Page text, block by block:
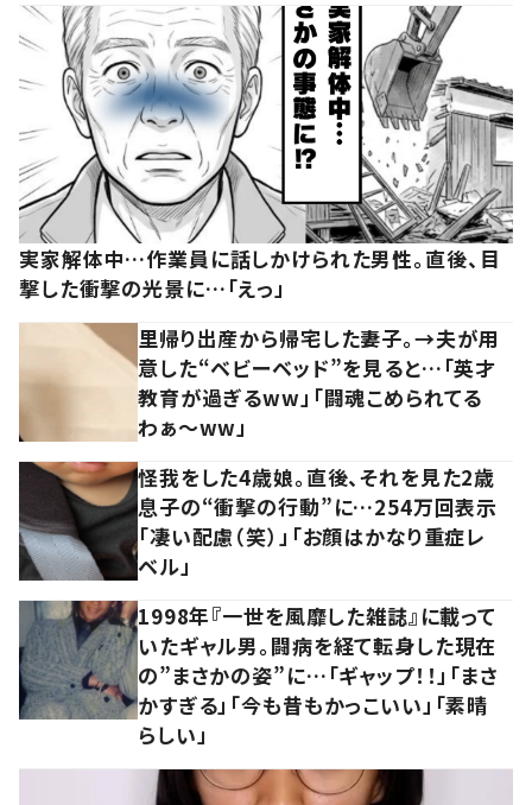
実家解体中…作業員に話しかけられた男性。直後、目
撃した衝撃の光景に…「えっ」
里帰り出産から帰宅した妻子。→夫が用
意した“ベビーベッド”を見ると…「英才
教育が過ぎるww」「闘魂こめられてる
わぁ～ww」
怪我をした4歳娘。直後、それを見た2歳
息子の“衝撃の行動”に…254万回表示
「凄い配慮（笑）」「お顔はかなり重症レ
ベル」
1998年『一世を風靡した雑誌』に載って
いたギャル男。闘病を経て転身した現在
の”まさかの姿”に…「ギャップ！！」「まさ
かすぎる」「今も昔もかっこいい」「素晴
らしい」